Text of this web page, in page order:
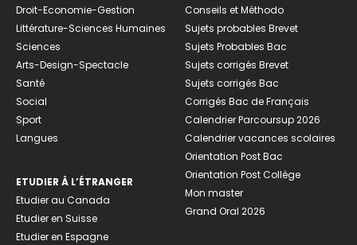
Droit-Economie-Gestion
Littérature-Sciences Humaines
Sciences
Arts-Design-Spectacle
Santé
Social
Sport
Langues
ETUDIER À L’ÉTRANGER
Etudier au Canada
Etudier en Suisse
Etudier en Espagne
Conseils et Méthodo
Sujets probables Brevet
Sujets Probables Bac
Sujets corrigés Brevet
Sujets corrigés Bac
Corrigés Bac de Français
Calendrier Parcoursup 2026
Calendrier vacances scolaires
Orientation Post Bac
Orientation Post Collège
Mon master
Grand Oral 2026